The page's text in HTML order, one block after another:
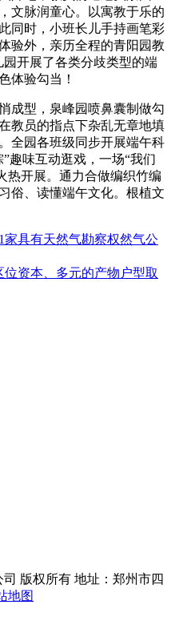
文脉润童心。以寓教于乐的
同时，小班长儿手持画笔彩
验外，亲历全程的青阳园教
开展了各类分歧类型的端
体验勾当！
型，泉峰园喷鼻囊制做勾
教员的指点下杂乱无章地填
全园各班级同步开展端午科
趣味互动逛戏，一场“我们
热开展。通力合做编织竹编
俗、读懂端午文化。根植文
家具有天然气勘察权然气公
资本、多元的产物户型取
版权所有 地址：郑州市四
地图